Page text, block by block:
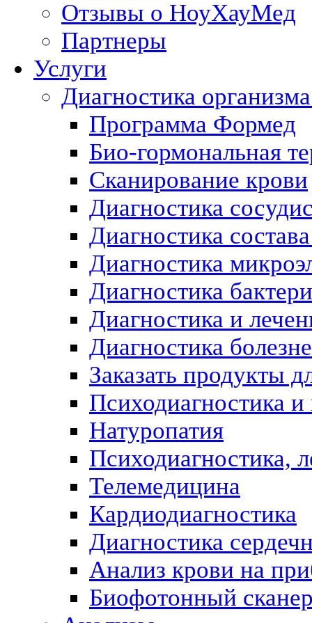
Отзывы о НоуХауМед
Партнеры
Услуги
Диагностика
Программа Формед
Био-гормональная
Сканирование крови
Диагностика
Диагностика
Диагностика
Диагностика
Диагностика и
Диагностика
Заказать продукты
Психодиагностика
Натуропатия
Психодиагностика,
Телемедицина
Кардиодиагностика
Диагностика
Анализ крови на
Биофотонный